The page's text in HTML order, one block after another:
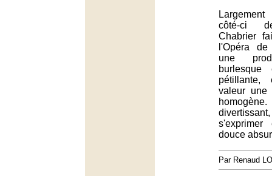
côté-ci
Chabrier
l'Opéra
une
burlesque
valeur une
s'exprimer
douce
Par Renaud